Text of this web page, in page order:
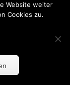
Website weiter
Cookies zu.